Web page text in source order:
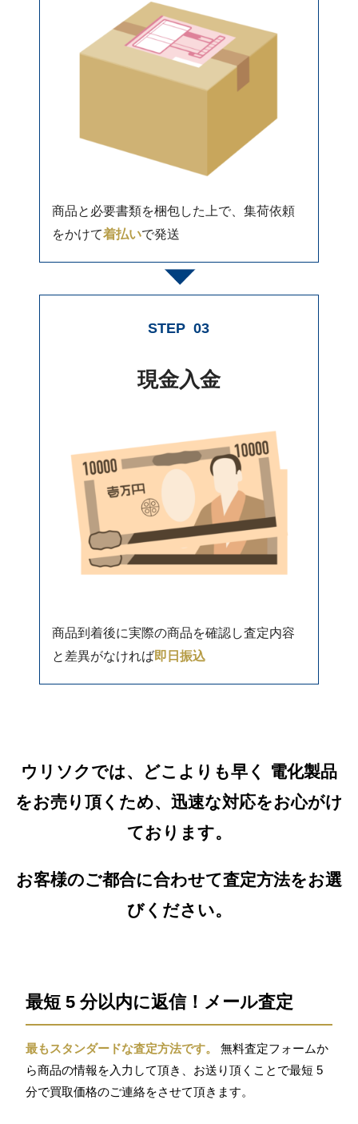
商品と必要書類を梱包した上で、集荷依頼
をかけて着払いで発送
STEP 03
現金入金
商品到着後に実際の商品を確認し査定内容
と差異がなければ即日振込
ウリソクでは、どこよりも早く 電化製品
をお売り頂くため、迅速な対応をお心がけ
ております。
お客様のご都合に合わせて査定方法をお選
びください。
最短 5 分以内に返信！メール査定
最もスタンダードな査定方法です。
無料査定フォームか
ら商品の情報を入力して頂き、お送り頂くことで最短 5
分で買取価格のご連絡をさせて頂きます。